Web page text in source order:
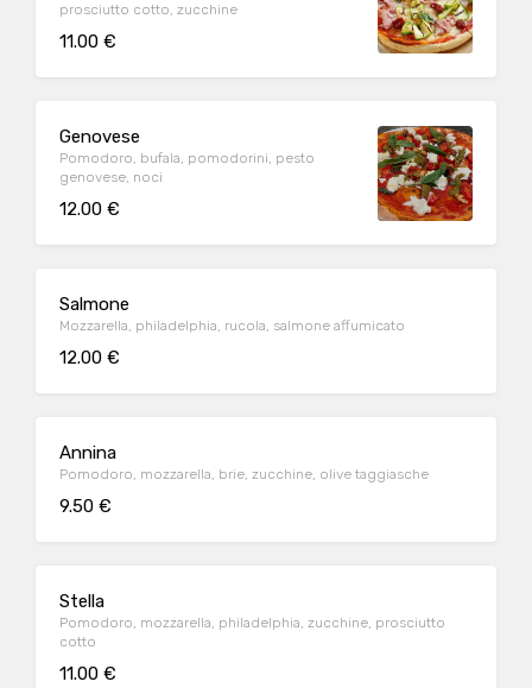
prosciutto cotto, zucchine
11.00 €
Genovese
Pomodoro, bufala, pomodorini, pesto
genovese, noci
12.00 €
Salmone
Mozzarella, philadelphia, rucola, salmone affumicato
12.00 €
Annina
Pomodoro, mozzarella, brie, zucchine, olive taggiasche
9.50 €
Stella
Pomodoro, mozzarella, philadelphia, zucchine, prosciutto
cotto
11.00 €